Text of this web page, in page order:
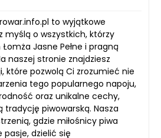
to wyjątkowe
myślą o wszystkich, którzy
Jasne Pełne i pragną
naszej stronie znajdziesz
które pozwolą Ci zrozumieć nie
tego popularnego napoju,
oraz unikalne cechy,
tradycję piwowarską. Nasza
gdzie miłośnicy piwa
dzielić się